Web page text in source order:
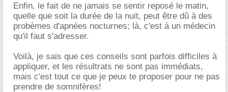
Enfin, le fait de ne jamais se sentir reposé le matin,
quelle que soit la durée de la nuit, peut être dû à des
probèmes d'apnées nocturnes; là, c'est à un médecin
qu'il faut s'adresser.
Voilà, je sais que ces conseils sont parfois difficiles à
appliquer, et les résultrats ne sont pas immédiats,
mais c'est tout ce que je peux te proposer pour ne pas
prendre de somnifères!